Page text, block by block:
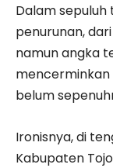
Dalam
penurunan,
namun angka
belum
Ironisnya, di
Kabupaten